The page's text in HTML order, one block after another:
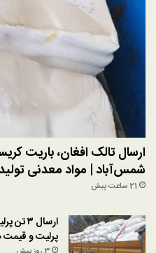
ارسال تالک افغان، باریت
شمس‌آباد | مواد معدنی تولید
21 ساعت پیش
ارسال
پرلیت و قیمت